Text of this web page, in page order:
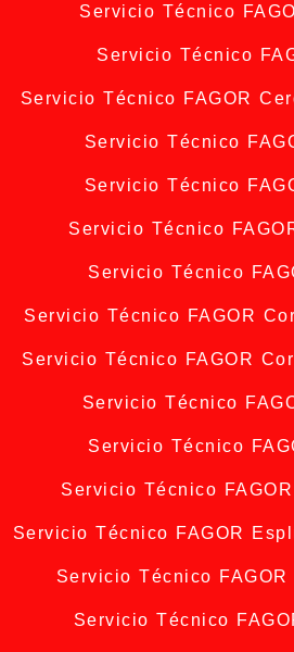
Servicio Técnico
Servicio Técnico
Servicio Técnico FAGOR
Servicio Técnico
Servicio Técnico
Servicio Técnico
Servicio Técnico
Servicio Técnico FAGOR
Servicio Técnico FAGOR
Servicio Técnico
Servicio Técnico
Servicio Técnico
Servicio Técnico FAGOR
Servicio Técnico FAGOR
Servicio Técnico